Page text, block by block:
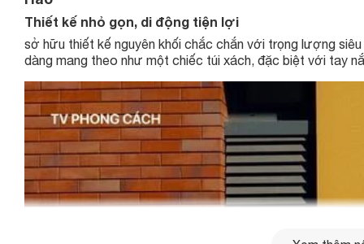
Thiết kế nhỏ gọn, di động tiện lợi
sở hữu thiết kế nguyên khối chắc chắn với trọng lượng
dàng mang theo như một chiếc túi xách, đặc biệt với tay